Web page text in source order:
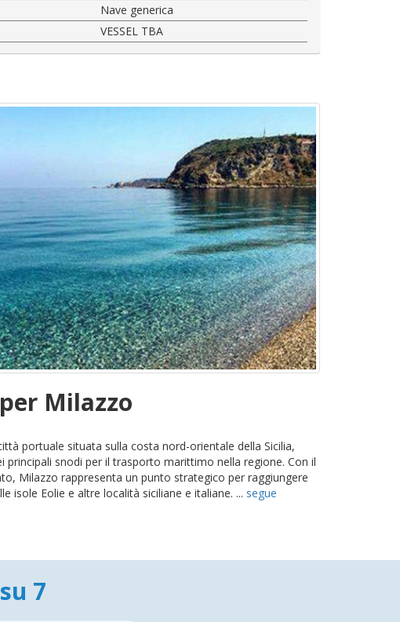
Nave generica
VESSEL TBA
Milazzo
portuale situata sulla costa nord-orientale della Sicilia,
principali snodi per il trasporto marittimo nella regione. Con il
Milazzo rappresenta un punto strategico per raggiungere
isole Eolie e altre località siciliane e italiane. ... segue
7